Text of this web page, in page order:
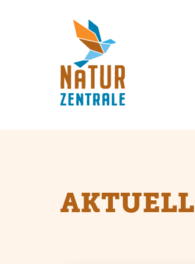
AKTUELL